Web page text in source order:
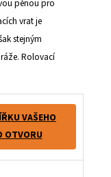
pěnou pro
vrat je
stejným
Rolovací
VAŠEHO
OTVORU